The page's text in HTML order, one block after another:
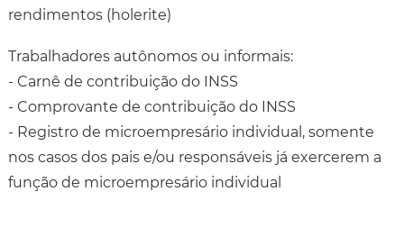
rendimentos (holerite)
Trabalhadores autônomos ou informais:
- Carnê de contribuição do INSS
- Comprovante de contribuição do INSS
- Registro de microempresário individual, somente
nos casos dos pais e/ou responsáveis já exercerem a
função de microempresário individual